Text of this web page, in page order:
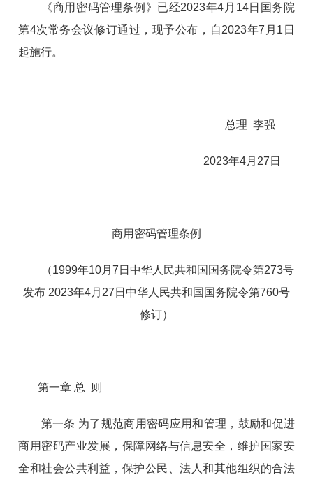
《商用密码管理条例》已经2023年4月14日国务院
第4次常务会议修订通过，现予公布，自2023年7月1日
起施行。
总理 李强
2023年4月27日
商用密码管理条例
（1999年10月7日中华人民共和国国务院令第273号
发布 2023年4月27日中华人民共和国国务院令第760号
修订）
第一章 总 则
第一条 为了规范商用密码应用和管理，鼓励和促进
商用密码产业发展，保障网络与信息安全，维护国家安
全和社会公共利益，保护公民、法人和其他组织的合法